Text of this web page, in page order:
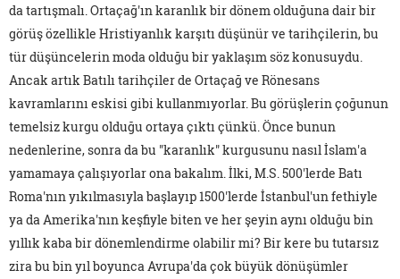
da tartışmalı. Ortaçağ'ın karanlık bir dönem olduğuna dair bir
görüş özellikle Hristiyanlık karşıtı düşünür ve tarihçilerin, bu
tür düşüncelerin moda olduğu bir yaklaşım söz konusuydu.
Ancak artık Batılı tarihçiler de Ortaçağ ve Rönesans
kavramlarını eskisi gibi kullanmıyorlar. Bu görüşlerin çoğunun
temelsiz kurgu olduğu ortaya çıktı çünkü. Önce bunun
nedenlerine, sonra da bu "karanlık" kurgusunu nasıl İslam'a
yamamaya çalışıyorlar ona bakalım. İlki, M.S. 500'lerde Batı
Roma'nın yıkılmasıyla başlayıp 1500'lerde İstanbul'un fethiyle
ya da Amerika'nın keşfiyle biten ve her şeyin aynı olduğu bin
yıllık kaba bir dönemlendirme olabilir mi? Bir kere bu tutarsız
zira bu bin yıl boyunca Avrupa'da çok büyük dönüşümler